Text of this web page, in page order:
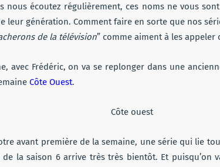
nous écoutez régulièrement, ces noms ne vous
leur génération. Comment faire en sorte que nos
de la télévision” comme aiment à les appeler
avec Frédéric, on va se replonger dans une
Côte Ouest.
avant première de la semaine, une série qui lie
la saison 6 arrive très très bientôt. Et puisqu’on